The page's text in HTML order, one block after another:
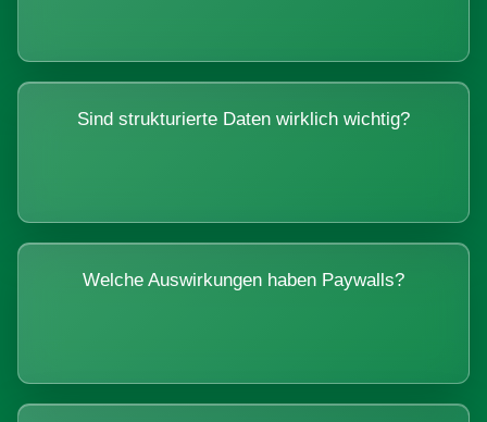
Sind strukturierte Daten wirklich wichtig?
Welche Auswirkungen haben Paywalls?